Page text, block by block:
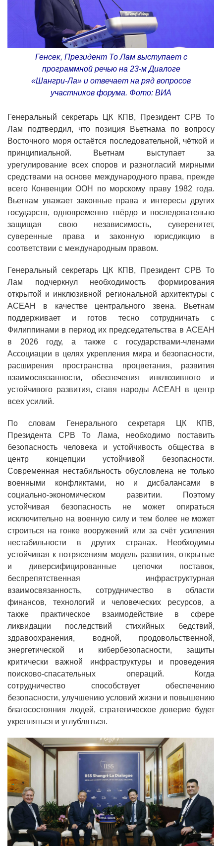
Генсек, Президент То Лам выступает с
программной речью на 23-м Диалоге
«Шангри-Ла» и отвечает на ряд вопросов
участников форума. Фото: ВИА
Генеральный секретарь ЦК КПВ, Президент СРВ То
Лам подтвердил, что позиция Вьетнама по вопросу
Восточного моря остаётся последовательной, чёткой и
принципиальной. Вьетнам выступает за
урегулирование всех споров и разногласий мирными
средствами на основе международного права, прежде
всего Конвенции ООН по морскому праву 1982 года.
Вьетнам уважает законные права и интересы других
государств, одновременно твёрдо и последовательно
защищая свою независимость, суверенитет,
суверенные права и законную юрисдикцию в
соответствии с международным правом.
Генеральный секретарь ЦК КПВ, Президент СРВ То
Лам подчеркнул необходимость формирования
открытой и инклюзивной региональной архитектуры с
АСЕАН в качестве центрального звена. Вьетнам
поддерживает и готов тесно сотрудничать с
Филиппинами в период их председательства в АСЕАН
в 2026 году, а также с государствами-членами
Ассоциации в целях укрепления мира и безопасности,
расширения пространства процветания, развития
взаимосвязанности, обеспечения инклюзивного и
устойчивого развития, ставя народы АСЕАН в центр
всех усилий.
По словам Генерального секретаря ЦК КПВ,
Президента СРВ То Лама, необходимо поставить
безопасность человека и устойчивость общества в
центр концепции устойчивой безопасности.
Современная нестабильность обусловлена не только
военными конфликтами, но и дисбалансами в
социально-экономическом развитии. Поэтому
устойчивая безопасность не может опираться
исключительно на военную силу и тем более не может
строиться на гонке вооружений или за счёт усиления
нестабильности в других странах. Необходимы
устойчивая к потрясениям модель развития, открытые
и диверсифицированные цепочки поставок,
беспрепятственная инфраструктурная
взаимосвязанность, сотрудничество в области
финансов, технологий и человеческих ресурсов, а
также практическое взаимодействие в сфере
ликвидации последствий стихийных бедствий,
здравоохранения, водной, продовольственной,
энергетической и кибербезопасности, защиты
критически важной инфраструктуры и проведения
поисково-спасательных операций. Когда
сотрудничество способствует обеспечению
безопасности, улучшению условий жизни и повышению
благосостояния людей, стратегическое доверие будет
укрепляться и углубляться.